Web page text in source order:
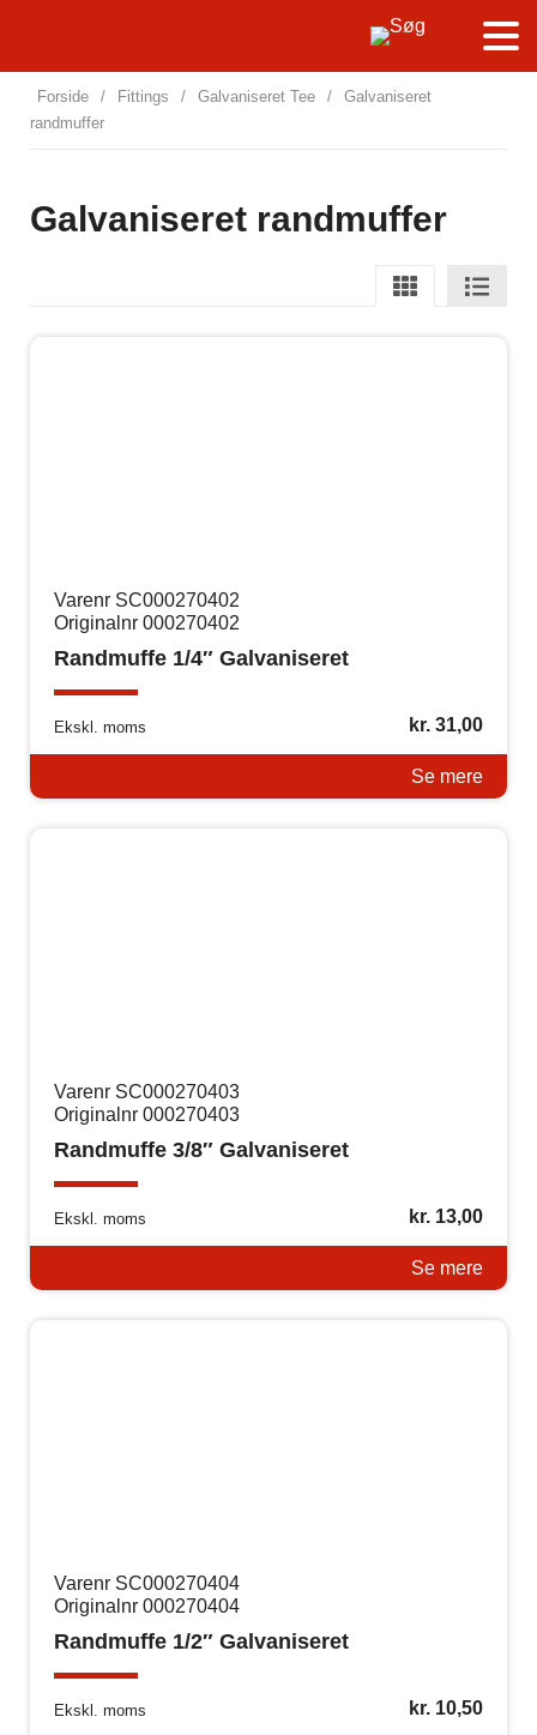
Forside / Fittings / Galvaniseret Tee /
Galvaniseret
randmuffer
Galvaniseret randmuffer
Varenr SC000270402
Originalnr 000270402
Randmuffe 1/4″ Galvaniseret
Ekskl. moms kr.31,00
Se mere
Varenr SC000270403
Originalnr 000270403
Randmuffe 3/8″ Galvaniseret
Ekskl. moms kr.13,00
Se mere
Varenr SC000270404
Originalnr 000270404
Randmuffe 1/2″ Galvaniseret
Ekskl. moms kr.10,50